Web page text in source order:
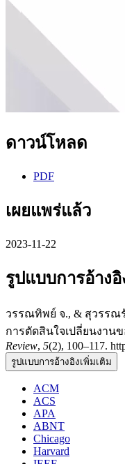
ดาวน์โหลด
PDF
เผยแพร่แล้ว
2023-11-22
รูปแบบการอ้างอิ
วรรณทิพย์ จ., & สุวรรณ
การตัดสินใจเปลี่ยนงาน
Review, 5(2), 100–117.
รูปแบบการอ้างอิงเพิ่มเติม
ACM
ACS
APA
ABNT
Chicago
Harvard